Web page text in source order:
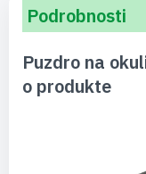
Podrobnosti
Puzdro na
o produkte